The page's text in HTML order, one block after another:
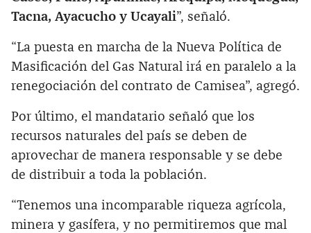
Tacna, Ayacucho y Ucayali”, señaló.
“La puesta en marcha de la Nueva Política de
Masificación del Gas Natural irá en paralelo a la
renegociación del contrato de Camisea”, agregó.
Por último, el mandatario señaló que los
recursos naturales del país se deben de
aprovechar de manera responsable y se debe
de distribuir a toda la población.
“Tenemos una incomparable riqueza agrícola,
minera y gasífera, y no permitiremos que mal